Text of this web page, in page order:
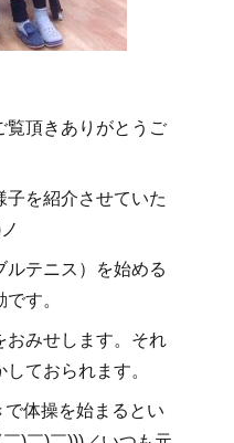
覧頂きありがとうご
子を紹介させていた
ルテニス）を始める
す。
おみせします。それ
ておられます。
体操を始まるとい